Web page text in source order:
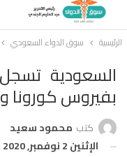
الرئيسية سوق الدواء السعودي
بفيروس كورونا‬⁩ و17 حالة وفاة
كتب محمود سعيد
الإثنين 2 نوفمبر, 2020 3:35 م